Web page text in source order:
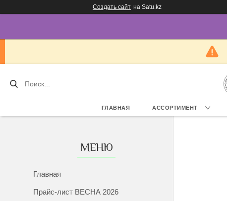
Создать сайт на Satu.kz
ГЛАВНАЯ АССОРТИМЕНТ
Главная
Прайс-лист ВЕСНА 2026